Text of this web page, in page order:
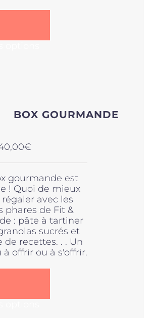
options
peuvent
la
page
du
produit
BOX GOURMANDE
€
gourmande est
! Quoi de mieux
avec les
phares de Fit &
: pâte à tartiner
sucrés et
de recettes. . . Un
à offrir ou à s'offrir.